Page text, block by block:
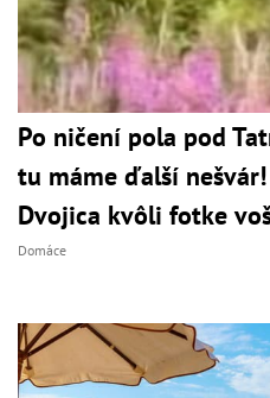
Po ničení pola pod
tu máme ďalší
Dvojica kvôli fotke
Domáce